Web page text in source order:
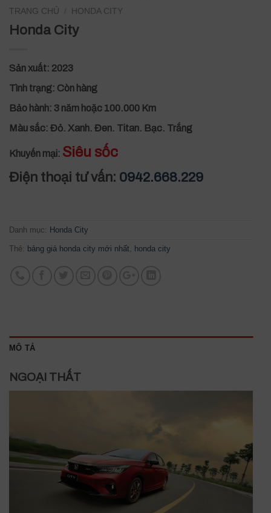
TRANG CHỦ HONDA CITY
Honda City
Sản xuất: 2023
Tình trạng: Còn hàng
Bảo hành: 3 năm hoặc 100.000 Km
Màu sắc: Đỏ. Xanh. Đen. Titan. Bạc. Trắng
Khuyến mại: Siêu sốc
Điện thoại tư vấn: 0942.668.229
Danh mục: Honda City
Thẻ: bảng giá honda city mới nhất, honda city
MÔ TẢ
NGOẠI THẤT